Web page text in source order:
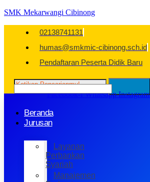
SMK Mekarwangi Cibinong
02138741131
humas@smkmic-cibinong.sch.id
Pendaftaran Peserta Didik Baru
Facebook-f Whatsapp Instagram
Beranda
Jurusan
Layanan
Perbankan
Syariah
Manajemen